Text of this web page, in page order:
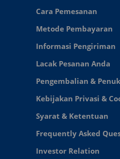
Cara Pemesanan
Metode Pembayaran
Informasi Pengiriman
Lacak Pesanan Anda
Pengembalian &
Kebijakan Privasi &
Syarat & Ketentuan
Frequently Asked
Investor Relation